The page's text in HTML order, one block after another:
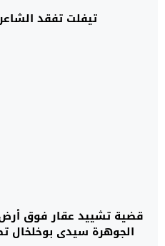
تيفلت تفقد
قضية تشييد عقار فوق أرض
الجوهرة سيدي بوخلخال